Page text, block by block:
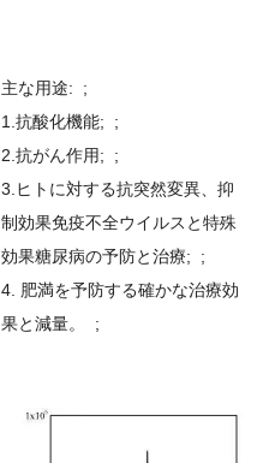
主な用途: ;
1.抗酸化機能; ;
2.抗がん作用; ;
3.ヒトに対する抗突然変異、抑
制効果免疫不全ウイルスと特殊
効果糖尿病の予防と治療; ;
4. 肥満を予防する確かな治療効
果と減量。 ;